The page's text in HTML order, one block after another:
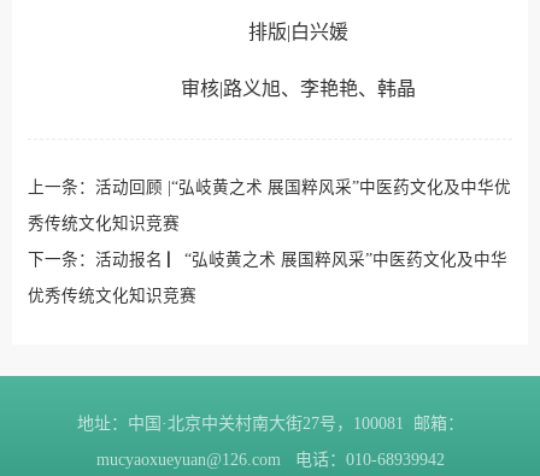
排版|白兴媛
审核|路义旭、李艳艳、韩晶
上一条： 活动回顾 |“弘岐黄之术 展国粹风采”中医药文化及中华优
秀传统文化知识竞赛
下一条： 活动报名 ▏“弘岐黄之术 展国粹风采”中医药文化及中华
优秀传统文化知识竞赛
地址：中国·北京中关村南大街27号，100081 邮箱：
mucyaoxueyuan@126.com 电话：010-68939942